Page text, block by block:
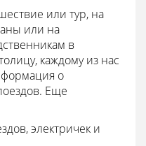
или тур, на
или на
в
каждому из нас
о
Еще
электричек и